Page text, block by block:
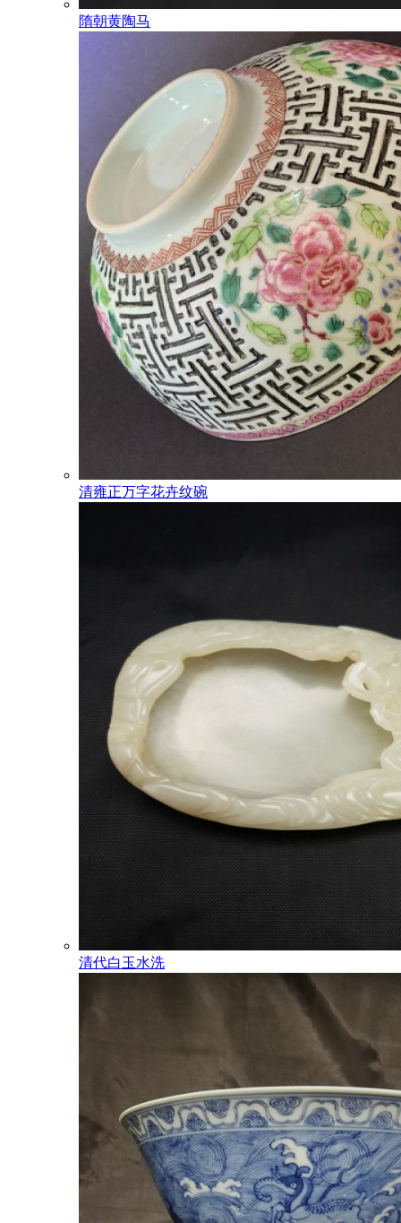
隋朝黄陶马
清雍正万字花卉纹碗
清代白玉水洗